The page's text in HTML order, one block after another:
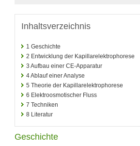
Inhaltsverzeichnis
1 Geschichte
2 Entwicklung der Kapillarelektrophorese
3 Aufbau einer CE-Apparatur
4Ablauf einer Analyse
5 Theorie der Kapillarelektrophorese
6 Elektroosmotischer Fluss
7 Techniken
8 Literatur
Geschichte